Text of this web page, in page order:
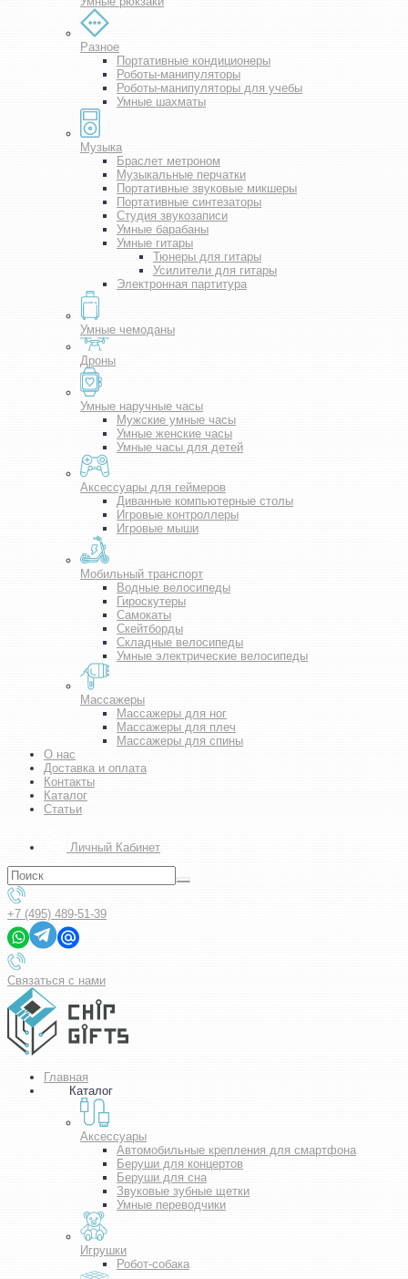
Разное
Портативные кондиционеры
Роботы-манипуляторы
Роботы-манипуляторы для учебы
Умные шахматы
Музыка
Браслет метроном
Музыкальные перчатки
Портативные звуковые микшеры
Портативные синтезаторы
Студия звукозаписи
Умные барабаны
Умные гитары
Тюнеры для гитары
Усилители для гитары
Электронная партитура
Умные чемоданы
Дроны
Умные наручные часы
Мужские умные часы
Умные женские часы
Умные часы для детей
Аксессуары для геймеров
Диванные компьютерные столы
Игровые контроллеры
Игровые мыши
Мобильный транспорт
Водные велосипеды
Гироскутеры
Самокаты
Скейтборды
Складные велосипеды
Умные электрические велосипеды
Массажеры
Массажеры для ног
Массажеры для плеч
Массажеры для спины
О нас
Доставка и оплата
Контакты
Каталог
Статьи
Личный Кабинет
+7 (495) 489-51-39
Связаться с нами
Главная
Каталог
Аксессуары
Автомобильные крепления для смартфона
Беруши для концертов
Беруши для сна
Звуковые зубные щетки
Умные переводчики
Игрушки
Робот-собака